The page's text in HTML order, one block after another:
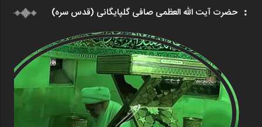
حضرت آیت الله العظمی صافی گلپایگانی (قدس سره)